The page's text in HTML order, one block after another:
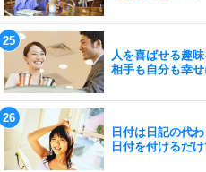
人を喜ばせる趣味
相手も自分も幸せ
日付は日記の代わ
日付を付けるだ